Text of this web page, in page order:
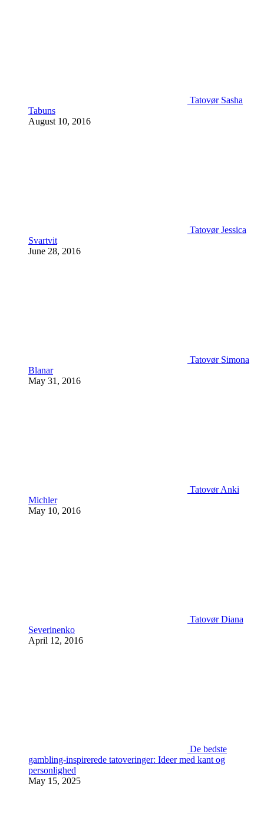
Tatovør Sasha
Tabuns
August 10, 2016
Tatovør Jessica
Svartvit
June 28, 2016
Tatovør Simona
Blanar
May 31, 2016
Tatovør Anki
Michler
May 10, 2016
Tatovør Diana
Severinenko
April 12, 2016
De bedste
gambling-inspirerede tatoveringer: Ideer med kant og
personlighed
May 15, 2025